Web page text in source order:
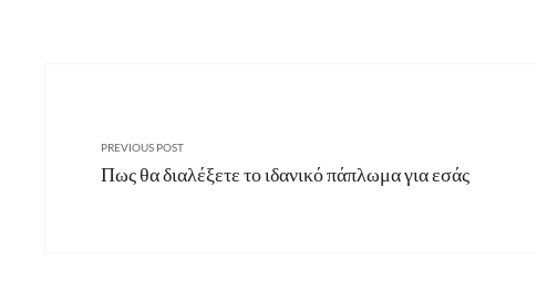
PREVIOUS POST
Πως θα διαλέξετε το ιδανικό πάπλωμα για εσάς